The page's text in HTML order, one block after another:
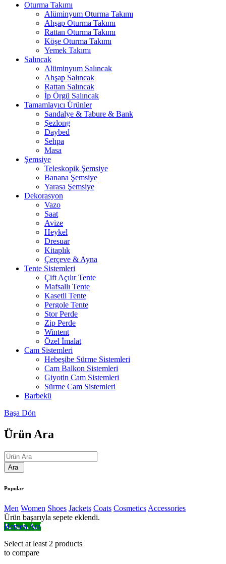
Oturma Takımı
Alüminyum Oturma Takımı
Ahşap Oturma Takımı
Rattan Oturma Takımı
Köşe Oturma Takımı
Yemek Takımı
Salıncak
Alüminyum Salıncak
Ahşap Salıncak
Rattan Salıncak
İp Örgü Salıncak
Tamamlayıcı Ürünler
Sandalye & Tabure & Bank
Şezlong
Daybed
Sehpa
Masa
Şemsiye
Teleskopik Şemsiye
Banana Şemsiye
Yarasa Şemsiye
Dekorasyon
Vazo
Saat
Avize
Heykel
Dresuar
Kitaplık
Çerçeve & Ayna
Tente Sistemleri
Çift Açılır Tente
Mafsallı Tente
Kasetli Tente
Pergole Tente
Stor Perde
Zip Perde
Wintent
Özel İmalat
Cam Sistemleri
Hebeşibe Sürme Sistemleri
Cam Balkon Sistemleri
Giyotin Cam Sistemleri
Sürme Cam Sistemleri
Barbekü
Başa Dön
Ürün Ara
Popular
Men Women Shoes Jackets Coats Cosmetics Accessories
Ürün başarıyla sepete eklendi.
Hemen Ara
Select at least 2 products
to compare